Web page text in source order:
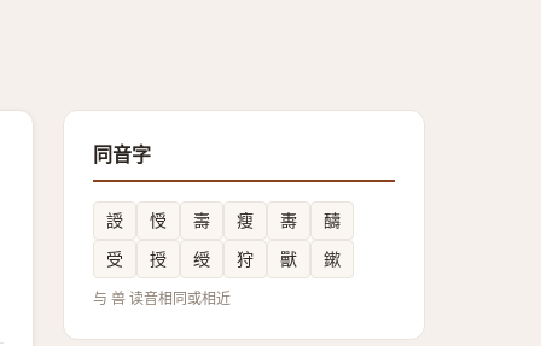
同音字
䛵 㥅 壽 瘦 夀
醻
受
授 绶 狩 獸 鏉
与 兽 读音相同或相近